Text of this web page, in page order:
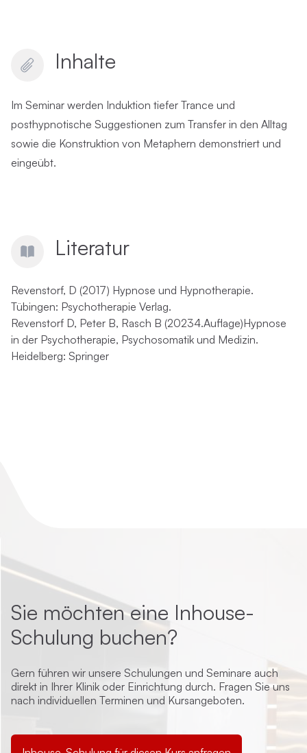
Inhalte
Im Seminar werden Induktion tiefer Trance und
posthypnotische Suggestionen zum Transfer in den Alltag
sowie die Konstruktion von Metaphern demonstriert und
eingeübt.
Literatur
Revenstorf, D (2017) Hypnose und Hypnotherapie.
Tübingen: Psychotherapie Verlag.
Revenstorf D, Peter B, Rasch B (20234.Auflage)Hypnose
in der Psychotherapie, Psychosomatik und Medizin.
Heidelberg: Springer
Sie möchten eine Inhouse-
Schulung buchen?
Gern führen wir unsere Schulungen und Seminare auch
direkt in Ihrer Klinik oder Einrichtung durch. Fragen Sie uns
nach individuellen Terminen und Kursangeboten.